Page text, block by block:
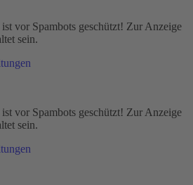
vor Spambots geschützt! Zur Anzeige
sein.
vor Spambots geschützt! Zur Anzeige
sein.